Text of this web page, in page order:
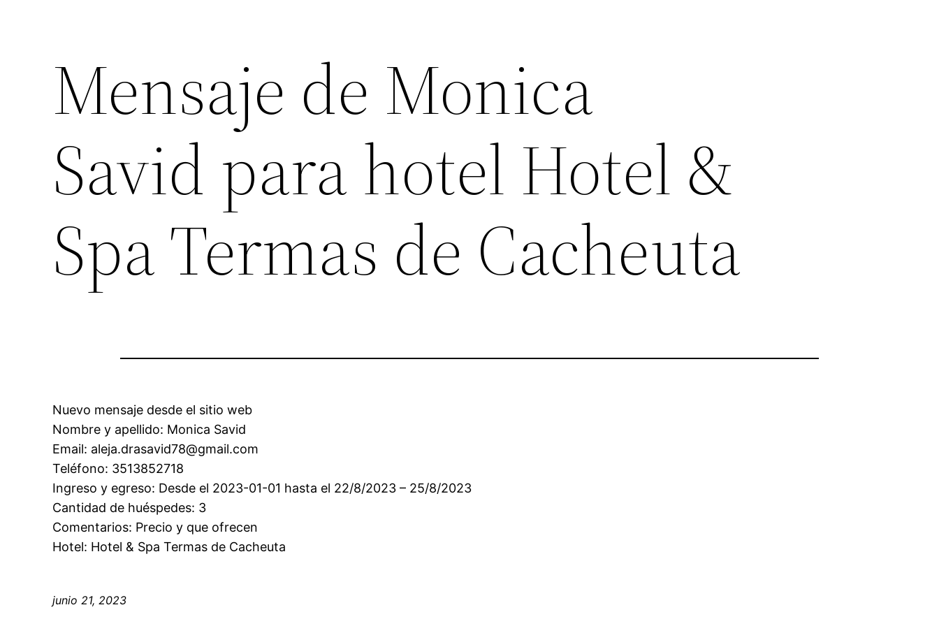
Mensaje de Monica
Savid para hotel Hotel &
Spa Termas de Cacheuta
Nuevo mensaje desde el sitio web
Nombre y apellido: Monica Savid
Email: aleja.drasavid78@gmail.com
Teléfono: 3513852718
Ingreso y egreso: Desde el 2023-01-01 hasta el 22/8/2023 – 25/8/2023
Cantidad de huéspedes: 3
Comentarios: Precio y que ofrecen
Hotel: Hotel & Spa Termas de Cacheuta
junio 21, 2023